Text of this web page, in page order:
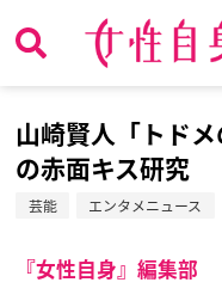
山崎賢人「トド
の赤面キス研究
芸能 エンタメニュース
『女性自身』編集部